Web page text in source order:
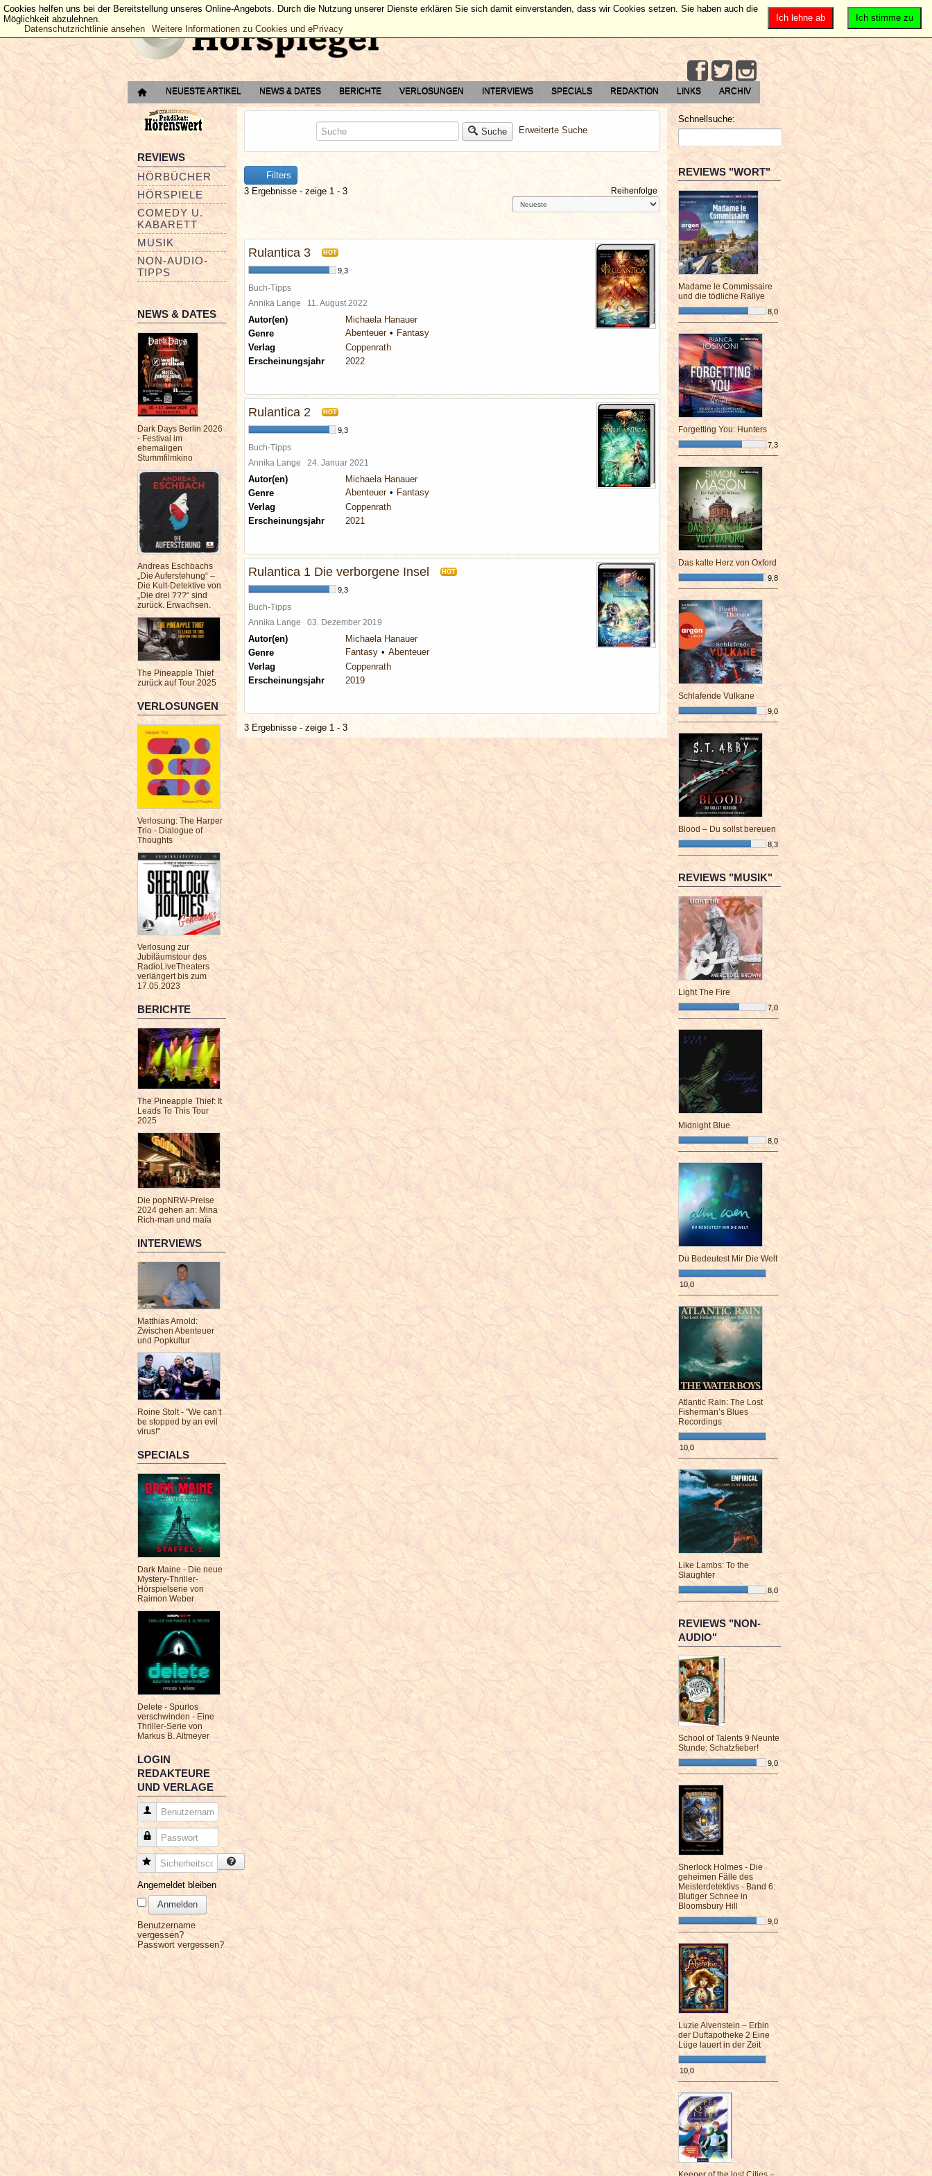
NEUESTE ARTIKEL NEWS & DATES BERICHTE VERLOSUNGEN INTERVIEWS SPECIALS REDAKTION LINKS ARCHIV
REVIEWS
HÖRBÜCHER
HÖRSPIELE
COMEDY U.
KABARETT
MUSIK
NON-AUDIO-
TIPPS
NEWS & DATES
Dark Days Berlin 2026
- Festival im
ehemaligen
Stummfilmkino
Andreas Eschbachs
„Die Auferstehung“ –
Die Kult-Detektive von
„Die drei ???“ sind
zurück. Erwachsen.
The Pineapple Thief
zurück auf Tour 2025
VERLOSUNGEN
Verlosung: The Harper
Trio - Dialogue of
Thoughts
Verlosung zur
Jubiläumstour des
RadioLiveTheaters
verlängert bis zum
17.05.2023
BERICHTE
The Pineapple Thief: It
Leads To This Tour
2025
Die popNRW-Preise
2024 gehen an: Mina
Rich-man und maïa
INTERVIEWS
Matthias Arnold:
Zwischen Abenteuer
und Popkultur
Roine Stolt - "We can’t
be stopped by an evil
virus!"
SPECIALS
Dark Maine - Die neue
Mystery-Thriller-
Hörspielserie von
Raimon Weber
Delete - Spurlos
verschwinden - Eine
Thriller-Serie von
Markus B. Altmeyer
LOGIN
REDAKTEURE
UND VERLAGE
Benutzername
Passwort
Sicherheitscode
Angemeldet bleiben
Anmelden
Benutzername
vergessen?
Passwort vergessen?
Suche Erweiterte Suche
Filters
3 Ergebnisse - zeige 1 - 3
Reihenfolge
Rulantica 3 HOT
9,3
Buch-Tipps
Annika Lange 11. August 2022
Autor(en)
Michaela Hanauer
Genre
Abenteuer
Fantasy
Verlag
Coppenrath
Erscheinungsjahr
2022
Rulantica 2 HOT
9,3
Buch-Tipps
Annika Lange 24. Januar 2021
Autor(en)
Michaela Hanauer
Genre
Abenteuer
Fantasy
Verlag
Coppenrath
Erscheinungsjahr
2021
Rulantica 1 Die verborgene Insel HOT
9,3
Buch-Tipps
Annika Lange 03. Dezember 2019
Autor(en)
Michaela Hanauer
Genre
Fantasy
Abenteuer
Verlag
Coppenrath
Erscheinungsjahr
2019
3 Ergebnisse - zeige 1 - 3
Schnellsuche:
REVIEWS "WORT"
Madame le Commissaire
und die tödliche Rallye
8,0
¯¯¯¯¯¯¯¯¯¯¯¯¯¯¯¯¯¯¯¯¯¯¯¯
Forgetting You: Hunters
7,3
¯¯¯¯¯¯¯¯¯¯¯¯¯¯¯¯¯¯¯¯¯¯¯¯
Das kalte Herz von Oxford
9,8
¯¯¯¯¯¯¯¯¯¯¯¯¯¯¯¯¯¯¯¯¯¯¯¯
Schlafende Vulkane
9,0
¯¯¯¯¯¯¯¯¯¯¯¯¯¯¯¯¯¯¯¯¯¯¯¯
Blood – Du sollst bereuen
8,3
¯¯¯¯¯¯¯¯¯¯¯¯¯¯¯¯¯¯¯¯¯¯¯¯
REVIEWS "MUSIK"
Light The Fire
7,0
¯¯¯¯¯¯¯¯¯¯¯¯¯¯¯¯¯¯¯¯¯¯¯¯
Midnight Blue
8,0
¯¯¯¯¯¯¯¯¯¯¯¯¯¯¯¯¯¯¯¯¯¯¯¯
Du Bedeutest Mir Die Welt
10,0
¯¯¯¯¯¯¯¯¯¯¯¯¯¯¯¯¯¯¯¯¯¯¯¯
Atlantic Rain: The Lost
Fisherman’s Blues
Recordings
10,0
¯¯¯¯¯¯¯¯¯¯¯¯¯¯¯¯¯¯¯¯¯¯¯¯
Like Lambs: To the
Slaughter
8,0
¯¯¯¯¯¯¯¯¯¯¯¯¯¯¯¯¯¯¯¯¯¯¯¯
REVIEWS "NON-
AUDIO"
School of Talents 9 Neunte
Stunde: Schatzfieber!
9,0
¯¯¯¯¯¯¯¯¯¯¯¯¯¯¯¯¯¯¯¯¯¯¯¯
Sherlock Holmes - Die
geheimen Fälle des
Meisterdetektivs - Band 6:
Blutiger Schnee in
Bloomsbury Hill
9,0
¯¯¯¯¯¯¯¯¯¯¯¯¯¯¯¯¯¯¯¯¯¯¯¯
Luzie Alvenstein – Erbin
der Duftapotheke 2 Eine
Lüge lauert in der Zeit
10,0
¯¯¯¯¯¯¯¯¯¯¯¯¯¯¯¯¯¯¯¯¯¯¯¯
Ich stimme zu
Ich lehne ab
Cookies helfen uns bei der Bereitstellung unseres Online-Angebots. Durch die Nutzung unserer Dienste erklären Sie sich damit einverstanden, dass wir Cookies setzen. Sie haben auch die
Möglichkeit abzulehnen.
Datenschutzrichtlinie ansehen
Weitere Informationen zu Cookies und ePrivacy